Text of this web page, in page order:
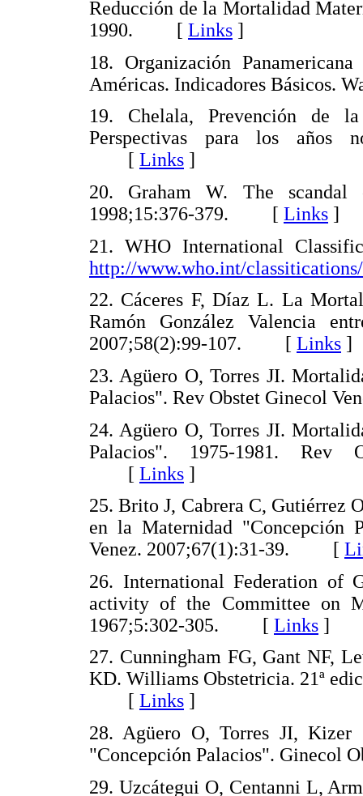
Reducción de la Mortalidad
1990.
[ Links ]
18. Organización
Américas. Indicadores Básicos.
19. Chelala, Prevención de
Perspectivas para los años
[ Links ]
20. Graham W. The
1998;15:376-379.
[ Links ]
21. WHO International
http://www.who.int/
22. Cáceres F, Díaz L. La
Ramón González Valencia
2007;58(2):99-107. [ Links ]
23. Agüero O, Torres JI.
Palacios". Rev Obstet Ginecol
24. Agüero O, Torres JI.
Palacios". 1975-1981. Rev
[ Links ]
25. Brito J, Cabrera C, Gutiérrez
en la Maternidad "Concepción
Venez. 2007;67(1):31-39. [
26. International Federation of
activity of the Committee on
1967;5:302-305. [ Links ]
27. Cunningham FG, Gant NF,
KD. Williams Obstetricia. 21ª
[ Links ]
28. Agüero O, Torres JI, Kizer
"Concepción Palacios".
29. Uzcátegui O, Centanni L,